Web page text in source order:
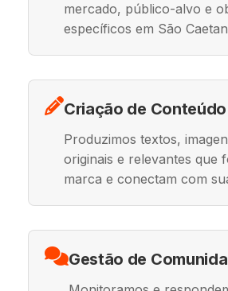
mercado, público-alvo e
específicos em São
Criação de Conteúdo
Produzimos textos,
originais e relevantes que
marca e conectam com
Gestão de